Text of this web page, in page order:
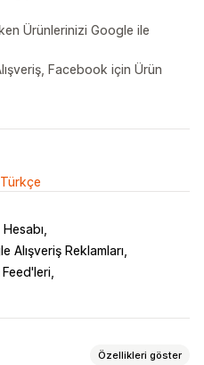
Ürünlerinizi Google ile
Facebook için Ürün
Alışveriş Reklamları
Özellikleri göster